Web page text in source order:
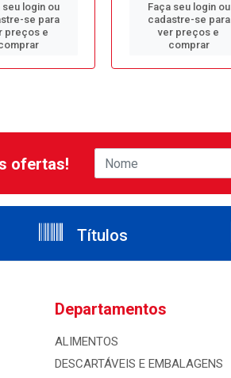
seu login ou
se para
preços e
Faça seu login ou
cadastre-se para
ver preços e
comprar
ofertas!
Títulos
Departamentos
ALIMENTOS
DESCARTÁVEIS E EMBALAGENS